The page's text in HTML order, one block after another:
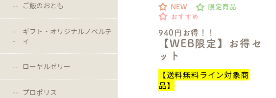
ご飯のおとも
ギフト・オリジナルノベルテ
ィ
ローヤルゼリー
プロポリス
940円お得！！
【WEB限定】お得セ
ット
NEW
限定商品
おすすめ
【送料無料ライン対象商
品】